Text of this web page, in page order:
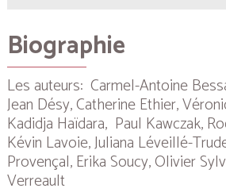
Biographie
Les auteurs: Carmel-Antoine
Jean Désy, Catherine Ethier,
Kadidja Haïdara, Paul Kawczak,
Kévin Lavoie, Juliana Léveillé-
Provençal, Erika Soucy, Olivier
Verreault